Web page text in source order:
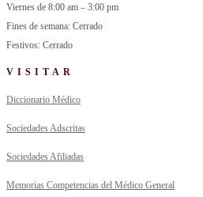
Viernes de 8:00 am – 3:00 pm
Fines de semana: Cerrado
Festivos: Cerrado
VISITAR
Diccionario Médico
Sociedades Adscritas
Sociedades Afiliadas
Memorias Competencias del Médico General